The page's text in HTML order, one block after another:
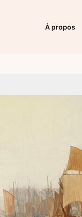
À propos